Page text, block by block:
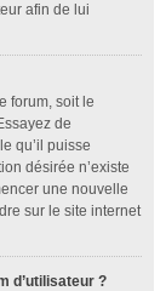
afin de lui
forum, soit le
de
qu’il puisse
désirée n’existe
une nouvelle
sur le site internet
d’utilisateur ?